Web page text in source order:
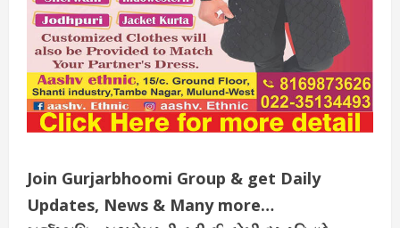
Join Gurjarbhoomi Group & get Daily
Updates, News & Many more…